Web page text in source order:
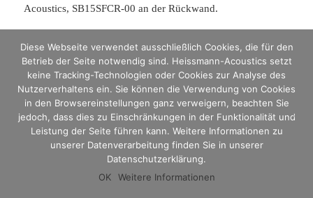
Acoustics, SB15SFCR-00 an der Rückwand.
Gruß Christian
ANTWORTEN
Heißmann-Acoustics sagt:
12 November, 2022 um 22:46 Uhr
Diese Webseite verwendet ausschließlich Cookies, die für den
Betrieb der Seite notwendig sind. Heissmann-Acoustics setzt
keine Tracking-Technologien oder Cookies zur Analyse des
Nutzerverhaltens ein. Sie können die Verwendung von Cookies
in den Browsereinstellungen ganz verweigern, beachten Sie
jedoch, dass dies zu Einschränkungen in der Funktionalität und
Leistung der Seite führen kann. Weitere Informationen zu
unserer Datenverarbeitung finden Sie in unserer
Datenschutzerklärung.
OK
Weitere Informationen